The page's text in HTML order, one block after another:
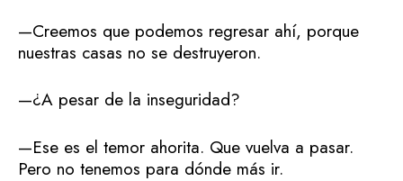
—Creemos que podemos regresar ahí, porque
nuestras casas no se destruyeron.
—¿A pesar de la inseguridad?
—Ese es el temor ahorita. Que vuelva a pasar.
Pero no tenemos para dónde más ir.